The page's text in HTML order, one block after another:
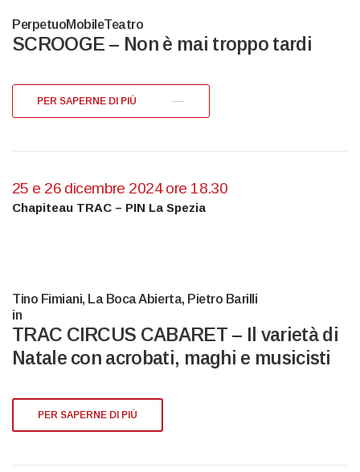
PerpetuoMobileTeatro
SCROOGE – Non è mai troppo tardi
PER SAPERNE DI PIÙ
25 e 26 dicembre 2024 ore 18.30
Chapiteau TRAC – PIN La Spezia
Tino Fimiani, La Boca Abierta, Pietro Barilli
in
TRAC CIRCUS CABARET – Il varietà di
Natale con acrobati, maghi e musicisti
PER SAPERNE DI PIÙ